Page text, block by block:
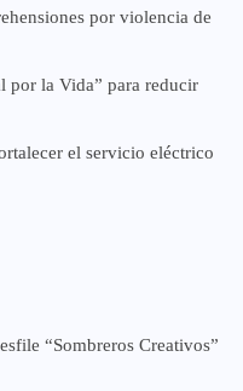
por violencia de
por la Vida” para reducir
el servicio eléctrico
“Sombreros Creativos”